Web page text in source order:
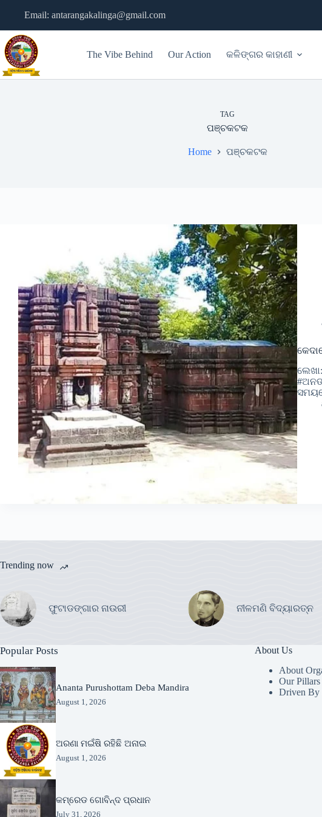
Email: antarangakalinga@gmail.com
The Vibe Behind Our Action କଳିଙ୍ଗର କାହାଣୀ
TAG
ପଞ୍ଚକଟକ
Home ପଞ୍ଚକଟକ
Trending now
ଫୁଟାଡଙ୍ଗାର ନାଉରୀ ନୀଳମଣି ବିଦ୍ୟାରତ୍ନ
Popular Posts
Ananta Purushottam Deba Mandira
August 1, 2026
ଅରଣା ମଇଁଷି ରହିଛି ଅନାଇ
August 1, 2026
କମ୍ରେଡ ଗୋବିନ୍ଦ ପ୍ରଧାନ
July 31, 2026
About Us
About
Our Pillars
Driven By